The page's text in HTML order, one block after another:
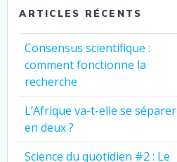
ARTICLES RÉCENTS
Consensus scientifique :
comment fonctionne la
recherche
L’Afrique va-t-elle se séparer
en deux ?
Science du quotidien #2 : Le